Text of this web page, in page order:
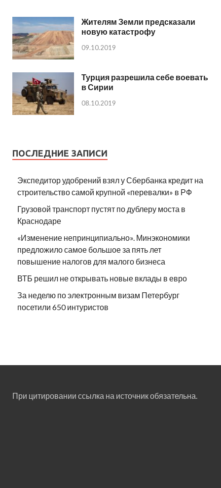
Жителям Земли предсказали
новую катастрофу
09.10.2019
Турция разрешила себе воевать
в Сирии
08.10.2019
ПОСЛЕДНИЕ ЗАПИСИ
Экспедитор удобрений взял у Сбербанка кредит на
строительство самой крупной «перевалки» в РФ
Грузовой транспорт пустят по дублеру моста в
Краснодаре
«Изменение непринципиально». Минэкономики
предложило самое большое за пять лет
повышение налогов для малого бизнеса
ВТБ решил не открывать новые вклады в евро
За неделю по электронным визам Петербург
посетили 650 интуристов
При цитировании ссылка на источник обязательна.